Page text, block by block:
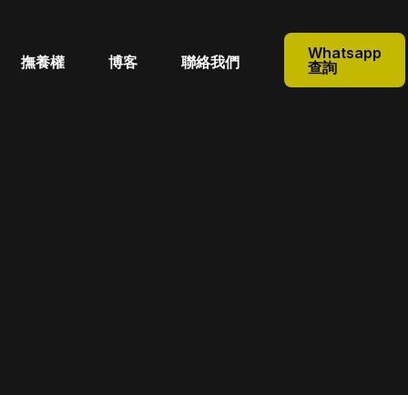
撫養權 博客 聯絡我們
Whatsapp
查詢